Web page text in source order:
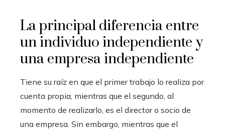
La principal diferencia entre
un individuo independiente y
una empresa independiente
Tiene su raíz en que el primer trabajo lo realiza por
cuenta propia, mientras que el segundo, al
momento de realizarlo, es el director o socio de
una empresa. Sin embargo, mientras que el